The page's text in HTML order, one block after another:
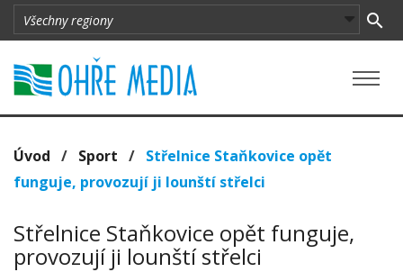
Úvod / Sport / Střelnice Staňkovice opět
funguje, provozují ji lounští střelci
Střelnice Staňkovice opět funguje,
provozují ji lounští střelci